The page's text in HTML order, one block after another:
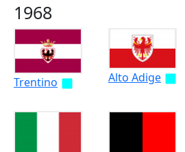
1968
Trentino Alto Adige